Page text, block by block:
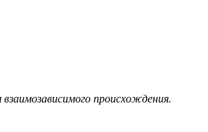
происхождения.